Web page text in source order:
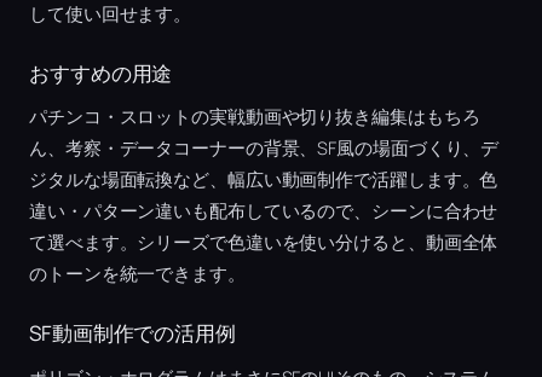
して使い回せます。
おすすめの用途
パチンコ・スロットの実戦動画や切り抜き編集はもちろ
ん、考察・データコーナーの背景、SF風の場面づくり、デ
ジタルな場面転換など、幅広い動画制作で活躍します。色
違い・パターン違いも配布しているので、シーンに合わせ
て選べます。シリーズで色違いを使い分けると、動画全体
のトーンを統一できます。
SF動画制作での活用例